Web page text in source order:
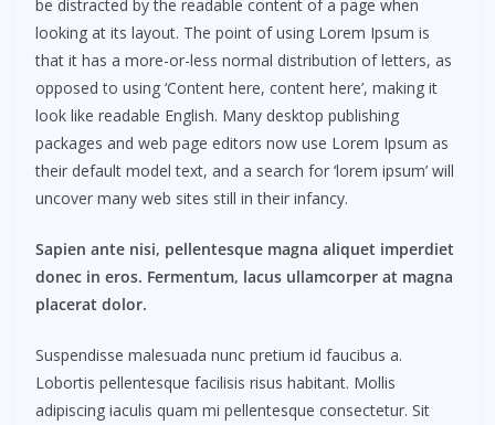
be distracted by the readable content of a page when
looking at its layout. The point of using Lorem Ipsum is
that it has a more-or-less normal distribution of letters, as
opposed to using ‘Content here, content here’, making it
look like readable English. Many desktop publishing
packages and web page editors now use Lorem Ipsum as
their default model text, and a search for ‘lorem ipsum’ will
uncover many web sites still in their infancy.
Sapien ante nisi, pellentesque magna aliquet imperdiet
donec in eros. Fermentum, lacus ullamcorper at magna
placerat dolor.
Suspendisse malesuada nunc pretium id faucibus a.
Lobortis pellentesque facilisis risus habitant. Mollis
adipiscing iaculis quam mi pellentesque consectetur. Sit